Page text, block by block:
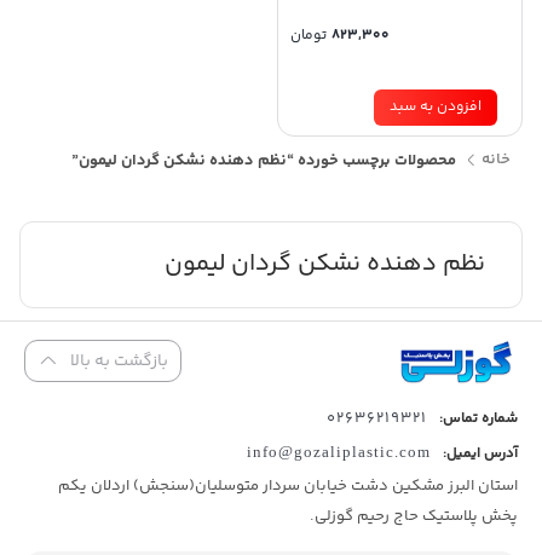
تومان
افزودن به سبد
خانه محصولات برچسب خورده “نظم دهنده نشکن گردان لیمون”
نظم دهنده نشکن گردان لیمون
بازگشت به بالا
شماره تماس: 02636219321
آدرس ایمیل: info@gozaliplastic.com
استان البرز مشکین دشت خیابان سردار متوسلیان(سنجش) اردلان یکم
پخش پلاستیک حاج رحیم گوزلی.